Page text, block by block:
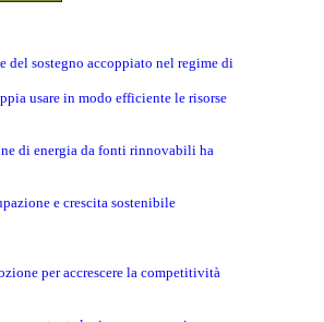
del sostegno accoppiato nel regime di
usare in modo efficiente le risorse
di energia da fonti rinnovabili ha
e crescita sostenibile
per accrescere la competitività